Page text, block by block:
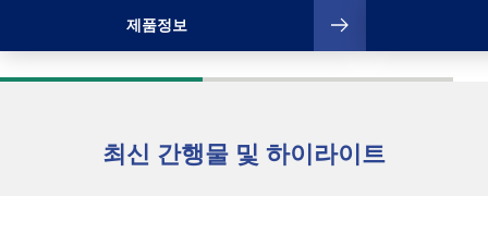
제품정보
최신 간행물 및 하이라이트